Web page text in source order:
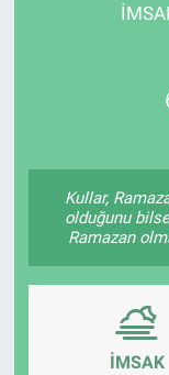
Kullar,
olduğunu
Ramazan
İMSAK